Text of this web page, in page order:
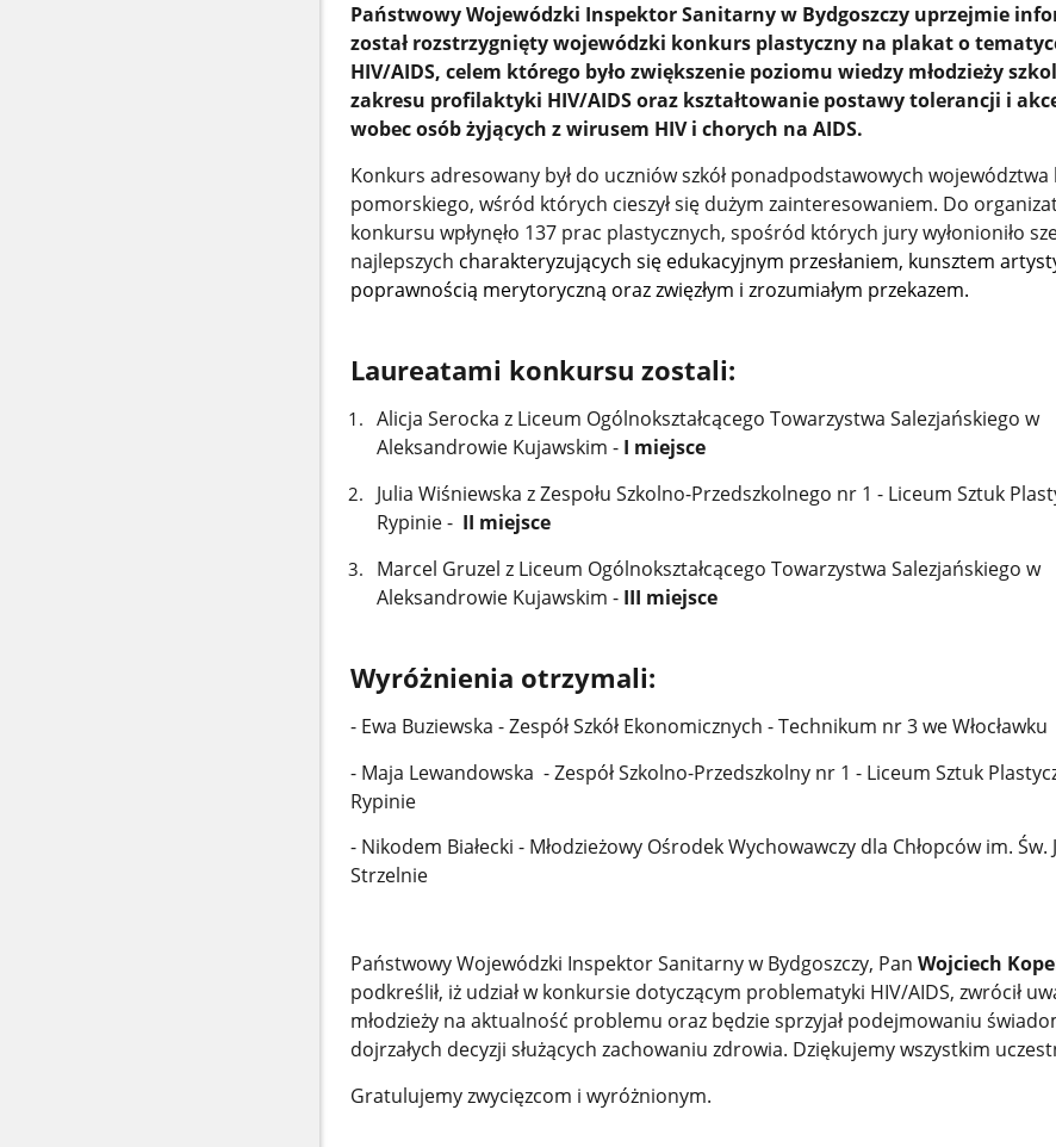
Państwowy Wojewódzki Inspektor Sanitarny w Bydgoszczy uprzejmie
został rozstrzygnięty wojewódzki konkurs plastyczny na plakat o
HIV/AIDS, celem którego było zwiększenie poziomu wiedzy młodzieży
zakresu profilaktyki HIV/AIDS oraz kształtowanie postawy tolerancji i
wobec osób żyjących z wirusem HIV i chorych na AIDS.
Konkurs adresowany był do uczniów szkół ponadpodstawowych województwa
pomorskiego, wśród których cieszył się dużym zainteresowaniem. Do
konkursu wpłynęło 137 prac plastycznych, spośród których jury wyłonioniło
najlepszych charakteryzujących się edukacyjnym przesłaniem, kunsztem
poprawnością merytoryczną oraz zwięzłym i zrozumiałym przekazem.
Laureatami konkursu zostali:
Alicja Serocka z Liceum Ogólnokształcącego Towarzystwa Salezjańskiego w
Aleksandrowie Kujawskim - I miejsce
Julia Wiśniewska z Zespołu Szkolno-Przedszkolnego nr 1 - Liceum Sztuk
Rypinie - II miejsce
Marcel Gruzel z Liceum Ogólnokształcącego Towarzystwa Salezjańskiego w
Aleksandrowie Kujawskim - III miejsce
Wyróżnienia otrzymali:
- Ewa Buziewska - Zespół Szkół Ekonomicznych - Technikum nr 3 we Włocławku
- Maja Lewandowska - Zespół Szkolno-Przedszkolny nr 1 - Liceum Sztuk
Rypinie
- Nikodem Białecki - Młodzieżowy Ośrodek Wychowawczy dla Chłopców im. Św.
Strzelnie
Państwowy Wojewódzki Inspektor Sanitarny w Bydgoszczy, Pan Wojciech
podkreślił, iż udział w konkursie dotyczącym problematyki HIV/AIDS, zwrócił
młodzieży na aktualność problemu oraz będzie sprzyjał podejmowaniu
dojrzałych decyzji służących zachowaniu zdrowia. Dziękujemy wszystkim
Gratulujemy zwycięzcom i wyróżnionym.